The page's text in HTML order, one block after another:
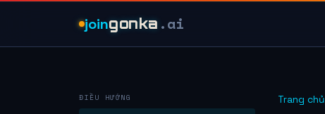
joingonka .ai
ĐIỀU HƯỚNG Trang chủ